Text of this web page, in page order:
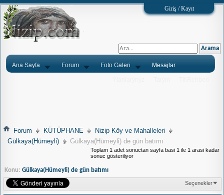
Giriş / Kayıt
Ana Sayfa Forum Foto Galeri Mesajlar
Forum KÜTÜPHANE
Nizip Köy ve Mahalleleri
Gülkaya(Hümeyli)
Gülkaya(Hümeyli) de gün batımı
Toplam 1 adet sonuctan sayfa basi 1 ile 1 arasi kadar
sonuc gösteriliyor
Konu: Gülkaya(Hümeyli) de gün batımı
Seçenekler